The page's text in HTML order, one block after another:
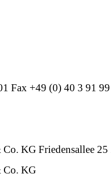
Fax +49 (0) 40 3 91
KG Friedensallee
Co. KG